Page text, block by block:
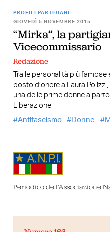
PROFILI PARTIGIANI
GIOVEDÌ 5 NOVEMBRE 2015
“Mirka”, la
Vicecommissario
Redazione
Tra le personalità più
posto d’onore a Laura
una delle prime donne a
Liberazione
Antifascismo
Donne
Periodico dell’Associazione